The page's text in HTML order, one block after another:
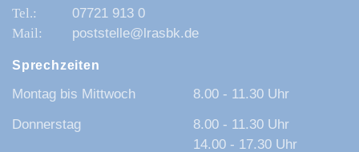
07721 913 0
poststelle@lrasbk.de
Sprechzeiten
Montag bis Mittwoch
8.00 - 11.30 Uhr
Donnerstag
8.00 - 11.30 Uhr
14.00 - 17.30 Uhr